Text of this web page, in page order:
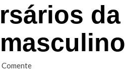
da
Comente